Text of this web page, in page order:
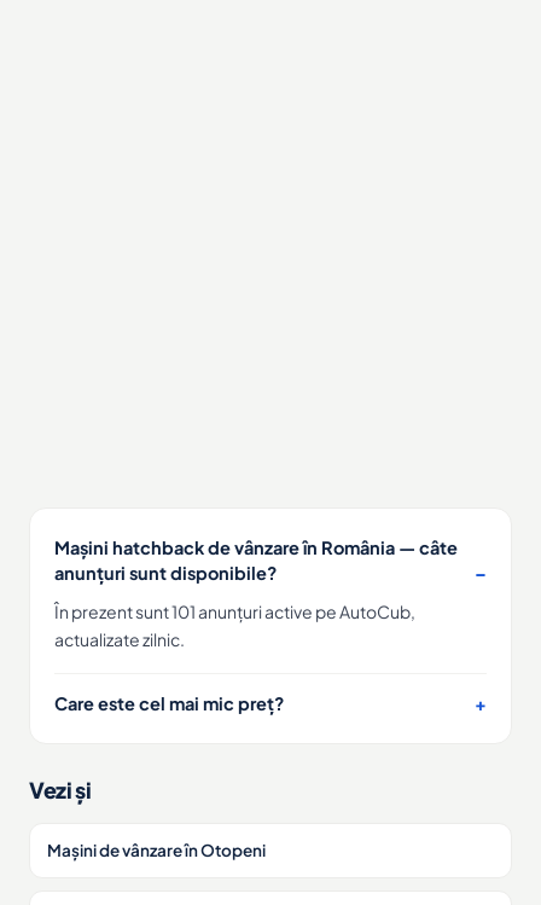
Mașini hatchback de vânzare în România — câte
anunțuri sunt disponibile?
În prezent sunt 101 anunțuri active pe AutoCub,
actualizate zilnic.
Care este cel mai mic preț?
Vezi și
Mașini de vânzare în Otopeni